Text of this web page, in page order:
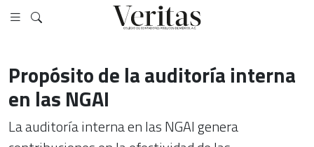
Propósito de la auditoría interna
en las NGAI
La auditoría interna en las NGAI genera